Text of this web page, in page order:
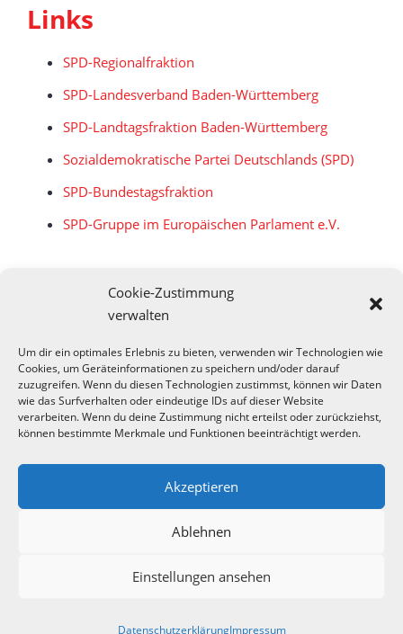
Cookie-Zustimmung
verwalten
Um dir ein optimales Erlebnis zu bieten, verwenden wir Technologien wie
Cookies, um Geräteinformationen zu speichern und/oder darauf
zuzugreifen. Wenn du diesen Technologien zustimmst, können wir Daten
wie das Surfverhalten oder eindeutige IDs auf dieser Website
verarbeiten. Wenn du deine Zustimmung nicht erteilst oder zurückziehst,
können bestimmte Merkmale und Funktionen beeinträchtigt werden.
Akzeptieren
Ablehnen
Einstellungen ansehen
DatenschutzerklärungImpressum
Links
SPD-Regionalfraktion
SPD-Landesverband Baden-Württemberg
SPD-Landtagsfraktion Baden-Württemberg
Sozialdemokratische Partei Deutschlands (SPD)
SPD-Bundestagsfraktion
SPD-Gruppe im Europäischen Parlament e.V.